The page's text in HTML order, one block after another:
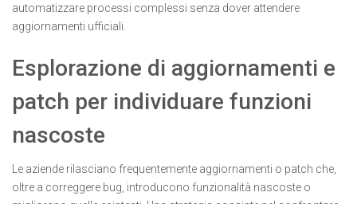
automatizzare processi complessi senza dover attendere
aggiornamenti ufficiali.
Esplorazione di aggiornamenti e
patch per individuare funzioni
nascoste
Le aziende rilasciano frequentemente aggiornamenti o patch che,
oltre a correggere bug, introducono funzionalità nascoste o